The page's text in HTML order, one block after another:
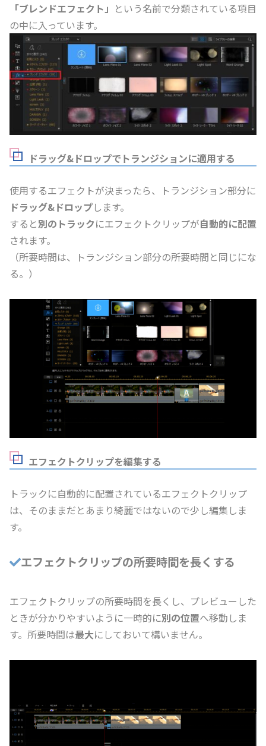
「ブレンドエフェクト」 という名前で分類されている項目
の中に入っています。
ドラッグ&ドロップでトランジションに適用する
使用するエフェクトが決まったら、トランジション部分に
ドラッグ&ドロップします。
すると別のトラックにエフェクトクリップが自動的に配置
されます。
（所要時間は、トランジション部分の所要時間と同じにな
る。）
エフェクトクリップを編集する
トラックに自動的に配置されているエフェクトクリップ
は、そのままだとあまり綺麗ではないので少し編集しま
す。
エフェクトクリップの所要時間を長くする
エフェクトクリップの所要時間を長くし、プレビューした
ときが分かりやすいように一時的に別の位置へ移動しま
す。所要時間は最大にしておいて構いません。